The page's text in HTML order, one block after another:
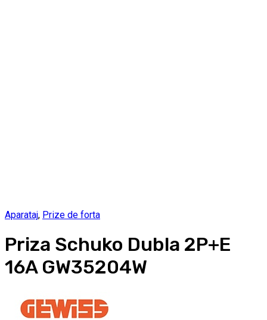
Aparataj, Prize de forta
Priza Schuko Dubla 2P+E
16A GW35204W